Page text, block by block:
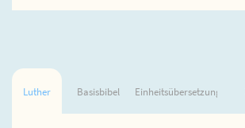
Luther Basisbibel Einheitsübersetzung